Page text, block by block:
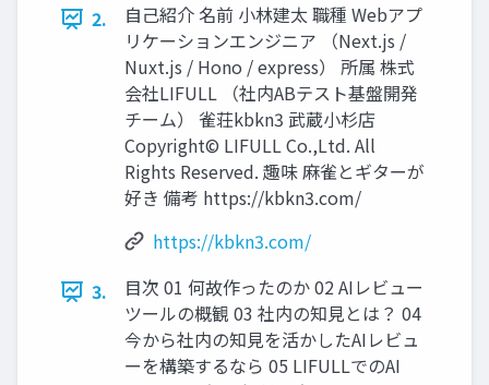
2.
⾃⼰紹介 名前 ⼩林建太 職種 Webアプ
リケーションエンジニア （Next.js /
Nuxt.js / Hono / express） 所属 株式
会社LIFULL （社内ABテスト基盤開発
チーム） 雀荘kbkn3 武蔵⼩杉店
Copyright© LIFULL Co.,Ltd. All
Rights Reserved. 趣味 ⿇雀とギターが
好き 備考 https://kbkn3.com/
https://kbkn3.com/
3.
⽬次 01 何故作ったのか 02 AIレビュー
ツールの概観 03 社内の知⾒とは？ 04
今から社内の知⾒を活かしたAIレビュ
ーを構築するなら 05 LIFULLでのAI